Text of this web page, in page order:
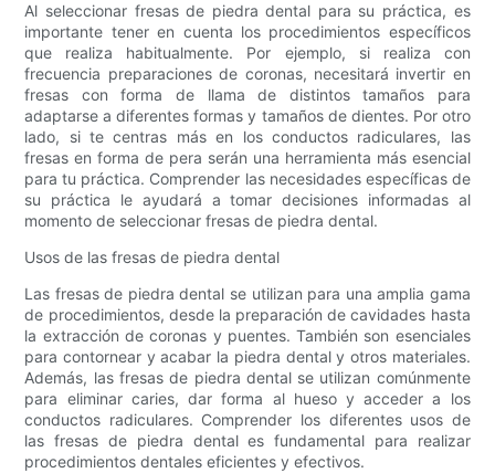
Al seleccionar fresas de piedra dental para su práctica, es
importante tener en cuenta los procedimientos específicos
que realiza habitualmente. Por ejemplo, si realiza con
frecuencia preparaciones de coronas, necesitará invertir en
fresas con forma de llama de distintos tamaños para
adaptarse a diferentes formas y tamaños de dientes. Por otro
lado, si te centras más en los conductos radiculares, las
fresas en forma de pera serán una herramienta más esencial
para tu práctica. Comprender las necesidades específicas de
su práctica le ayudará a tomar decisiones informadas al
momento de seleccionar fresas de piedra dental.
Usos de las fresas de piedra dental
Las fresas de piedra dental se utilizan para una amplia gama
de procedimientos, desde la preparación de cavidades hasta
la extracción de coronas y puentes. También son esenciales
para contornear y acabar la piedra dental y otros materiales.
Además, las fresas de piedra dental se utilizan comúnmente
para eliminar caries, dar forma al hueso y acceder a los
conductos radiculares. Comprender los diferentes usos de
las fresas de piedra dental es fundamental para realizar
procedimientos dentales eficientes y efectivos.